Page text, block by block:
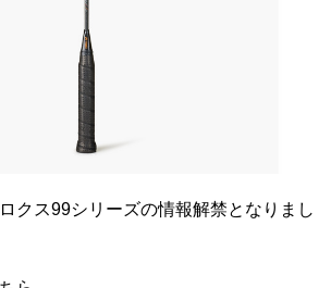
クス99シリーズの情報解禁となりまし